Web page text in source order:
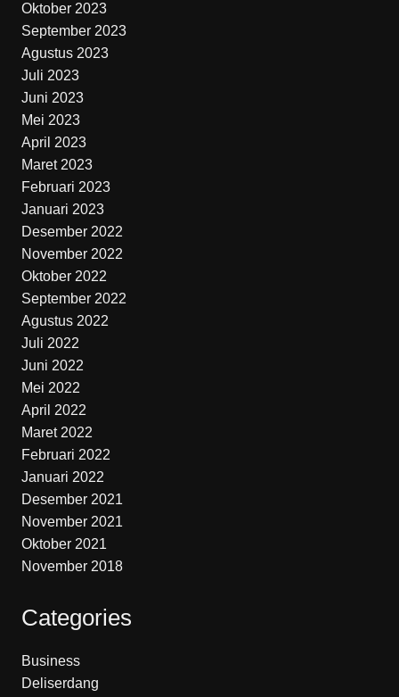
Oktober 2023
September 2023
Agustus 2023
Juli 2023
Juni 2023
Mei 2023
April 2023
Maret 2023
Februari 2023
Januari 2023
Desember 2022
November 2022
Oktober 2022
September 2022
Agustus 2022
Juli 2022
Juni 2022
Mei 2022
April 2022
Maret 2022
Februari 2022
Januari 2022
Desember 2021
November 2021
Oktober 2021
November 2018
Categories
Business
Deliserdang